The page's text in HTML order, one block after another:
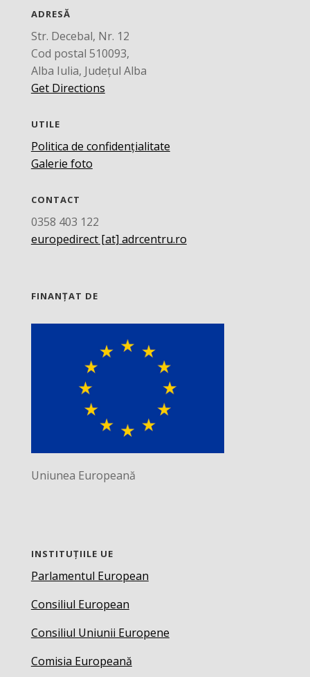
ADRESĂ
Str. Decebal, Nr. 12
Cod postal 510093,
Alba Iulia, Județul Alba
Get Directions
UTILE
Politica de confidențialitate
Galerie foto
CONTACT
0358 403 122
europedirect [at] adrcentru.ro
FINANȚAT DE
Uniunea Europeană
INSTITUȚIILE UE
Parlamentul European
Consiliul European
Consiliul Uniunii Europene
Comisia Europeană